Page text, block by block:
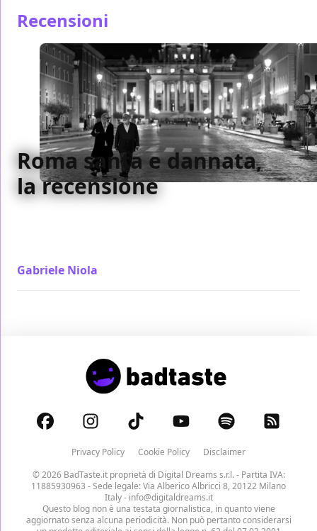
Recensioni
Roma santa e dannata,
la recensione
Gabriele Niola
Privacy Policy Cookie Policy
Disclaimer
© 2026 BadTaste.it proprietà di Digital Dreams s.r.l.- Partita IVA:
11885930963 - Sede legale: Via Alberico Albricci 8, 20122 Milano
Italy - info@digitaldreams.it
Questo blog non è una testata giornalistica, in quanto viene
aggiornato senza alcuna periodicità. Non può pertanto considerarsi